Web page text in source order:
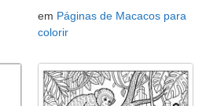
em Páginas de Macacos para
colorir